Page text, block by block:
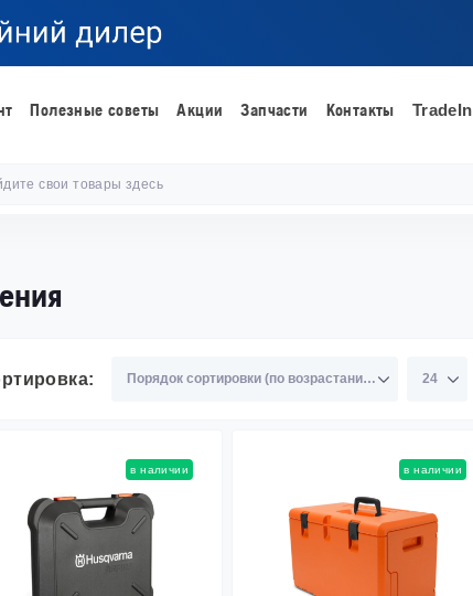
Полезные советы Акции Запчасти Контакты TradeIn
в наличии в наличии